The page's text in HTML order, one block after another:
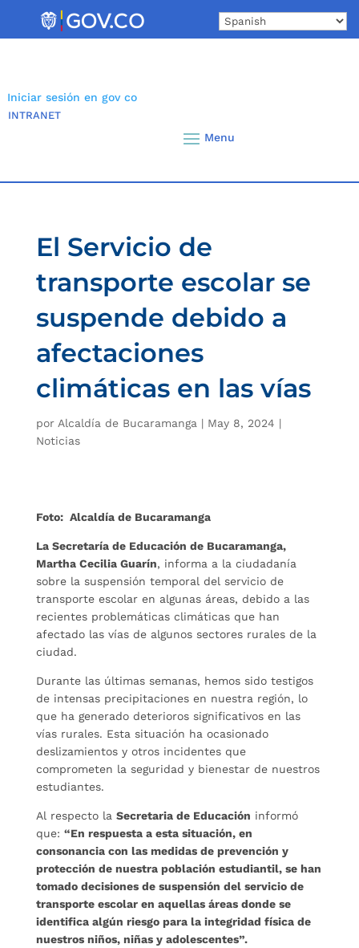
Iniciar sesión en gov co
INTRANET
El Servicio de
transporte escolar se
suspende debido a
afectaciones
climáticas en las vías
por Alcaldía de Bucaramanga | May 8, 2024 |
Noticias
Foto: Alcaldía de Bucaramanga
La Secretaría de Educación de Bucaramanga,
Martha Cecilia Guarín, informa a la ciudadanía
sobre la suspensión temporal del servicio de
transporte escolar en algunas áreas, debido a las
recientes problemáticas climáticas que han
afectado las vías de algunos sectores rurales de la
ciudad.
Durante las últimas semanas, hemos sido testigos
de intensas precipitaciones en nuestra región, lo
que ha generado deterioros significativos en las
vías rurales. Esta situación ha ocasionado
deslizamientos y otros incidentes que
comprometen la seguridad y bienestar de nuestros
estudiantes.
Al respecto la Secretaria de Educación informó
que: “En respuesta a esta situación, en
consonancia con las medidas de prevención y
protección de nuestra población estudiantil, se han
tomado decisiones de suspensión del servicio de
transporte escolar en aquellas áreas donde se
identifica algún riesgo para la integridad física de
nuestros niños, niñas y adolescentes”.